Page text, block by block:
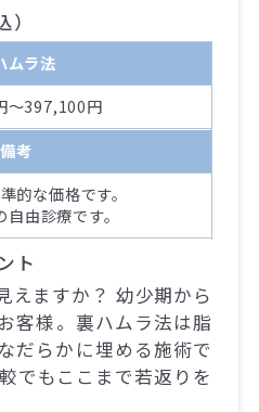
ムラ法
～397,100円
備考
的な価格です。
由診療です。
ト
えますか？ 幼少期から
客様。裏ハムラ法は脂
だらかに埋める施術で
でもここまで若返りを